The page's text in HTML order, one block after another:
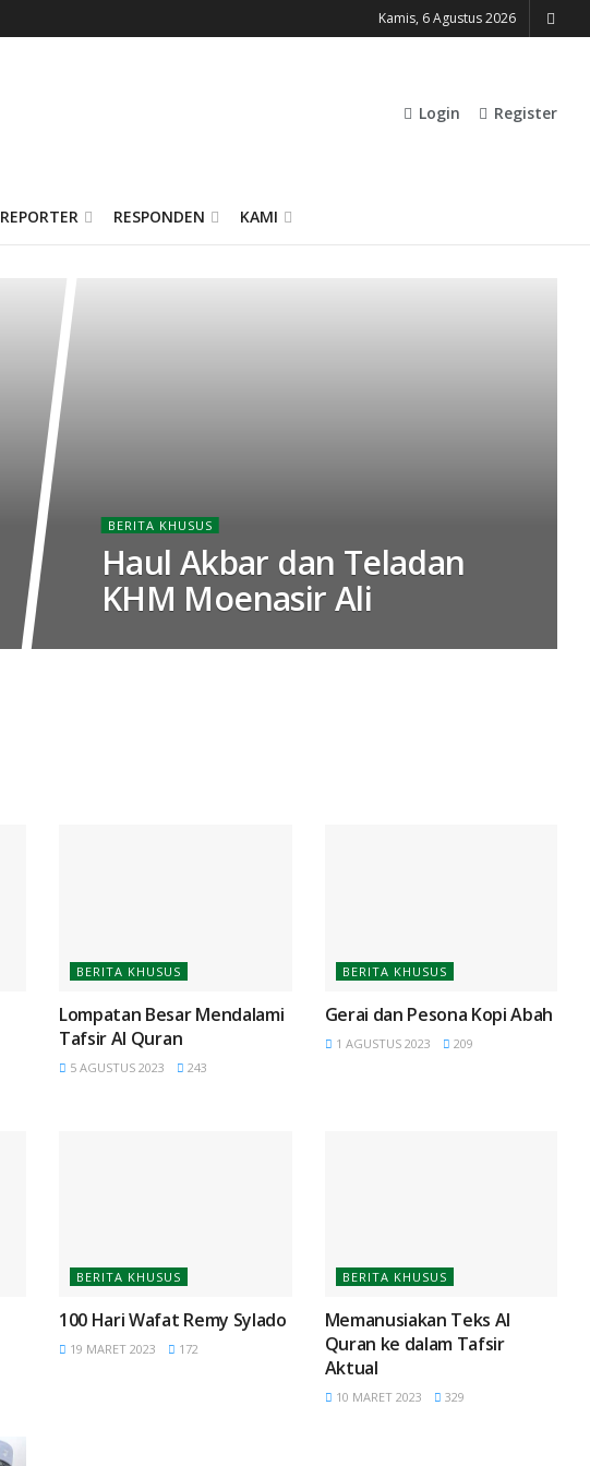
Kamis, 6 Agustus 2026
Login Register
REPORTER RESPONDEN KAMI
BERITA KHUSUS
Haul Akbar dan Teladan
KHM Moenasir Ali
BERITA KHUSUS
Lompatan Besar Mendalami
Tafsir Al Quran
5 AGUSTUS 2023 243
BERITA KHUSUS
Gerai dan Pesona Kopi Abah
1 AGUSTUS 2023 209
BERITA KHUSUS
100 Hari Wafat Remy Sylado
19 MARET 2023 172
BERITA KHUSUS
Memanusiakan Teks Al
Quran ke dalam Tafsir
Aktual
10 MARET 2023 329